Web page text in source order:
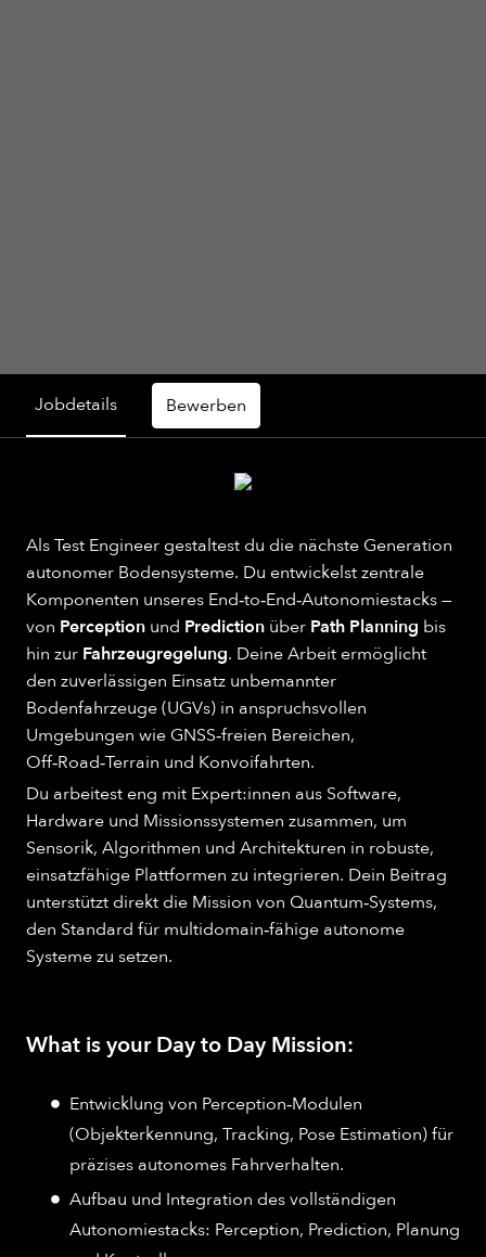
Jobdetails Bewerben
Als Test Engineer gestaltest du die nächste Generation
autonomer Bodensysteme. Du entwickelst zentrale
Komponenten unseres End‑to‑End‑Autonomiestacks —
von Perception und Prediction über Path Planning bis
hin zur Fahrzeugregelung. Deine Arbeit ermöglicht
den zuverlässigen Einsatz unbemannter
Bodenfahrzeuge (UGVs) in anspruchsvollen
Umgebungen wie GNSS‑freien Bereichen,
Off‑Road‑Terrain und Konvoifahrten.
Du arbeitest eng mit Expert:innen aus Software,
Hardware und Missionssystemen zusammen, um
Sensorik, Algorithmen und Architekturen in robuste,
einsatzfähige Plattformen zu integrieren. Dein Beitrag
unterstützt direkt die Mission von Quantum‑Systems,
den Standard für multidomain‑fähige autonome
Systeme zu setzen.
What is your Day to Day Mission:
Entwicklung von Perception‑Modulen
(Objekterkennung, Tracking, Pose Estimation) für
präzises autonomes Fahrverhalten.
Aufbau und Integration des vollständigen
Autonomiestacks: Perception, Prediction, Planung